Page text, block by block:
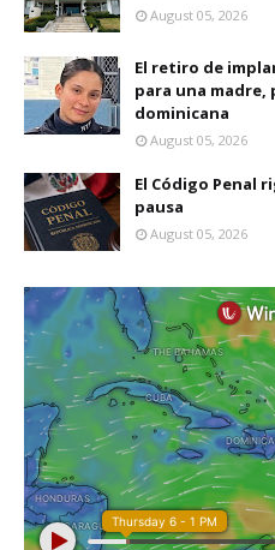
August 05, 2026
El retiro de
para una madre,
dominicana
August 05, 2026
El Código Penal
pausa
August 05, 2026